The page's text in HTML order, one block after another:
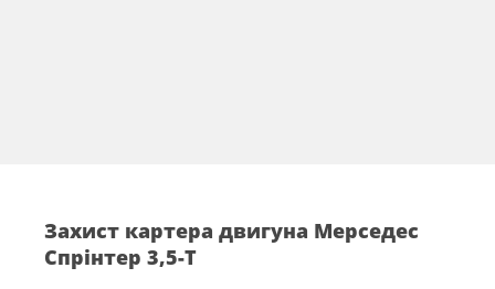
Захист картера двигуна Мерседес
Спрінтер 3,5-Т